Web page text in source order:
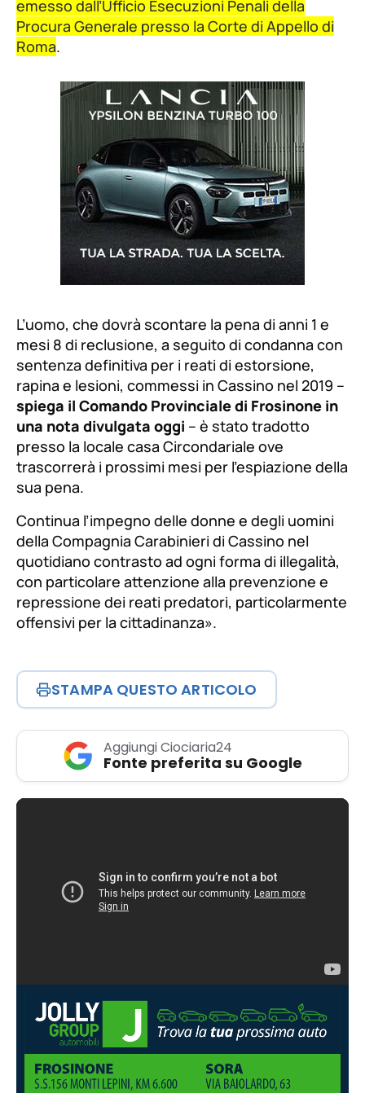
emesso dall’Ufficio Esecuzioni Penali della
Procura Generale presso la Corte di Appello di
Roma.
L’uomo, che dovrà scontare la pena di anni 1 e
mesi 8 di reclusione, a seguito di condanna con
sentenza definitiva per i reati di estorsione,
rapina e lesioni, commessi in Cassino nel 2019 –
spiega il Comando Provinciale di Frosinone in
una nota divulgata oggi – è stato tradotto
presso la locale casa Circondariale ove
trascorrerà i prossimi mesi per l’espiazione della
sua pena.
Continua l’impegno delle donne e degli uomini
della Compagnia Carabinieri di Cassino nel
quotidiano contrasto ad ogni forma di illegalità,
con particolare attenzione alla prevenzione e
repressione dei reati predatori, particolarmente
offensivi per la cittadinanza».
STAMPA QUESTO ARTICOLO
Aggiungi Ciociaria24
Fonte preferita su Google